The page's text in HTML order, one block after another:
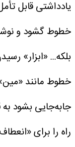
یادداشتی قابل
خطوط گشود و
بلکه... «ابزار»
خطوط مانند
جابه‌جایی بشود
راه را برای